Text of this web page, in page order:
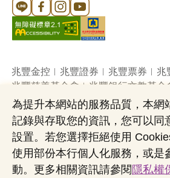
Line 官方帳號
FB 官方帳號
Instagram 官方帳號
YouTube 官方帳號
兆豐金控 兆豐證券 兆豐票券 兆
兆豐慈善基金會
兆豐銀行文教基金
網站導覽 法定公開揭露事項
機構投
隱私權聲明
共同行銷專區 國內外幣清
營業人：兆豐國際商業銀行股份有限公司
營利事業統一編號：03705903
為提升本網站的服務品質，本網
記錄與存取您的資訊，您可以同
設置。若您選擇拒絕使用
使用部份本行個人化服務，或是
動。更多相關資訊請參閱 隱私權